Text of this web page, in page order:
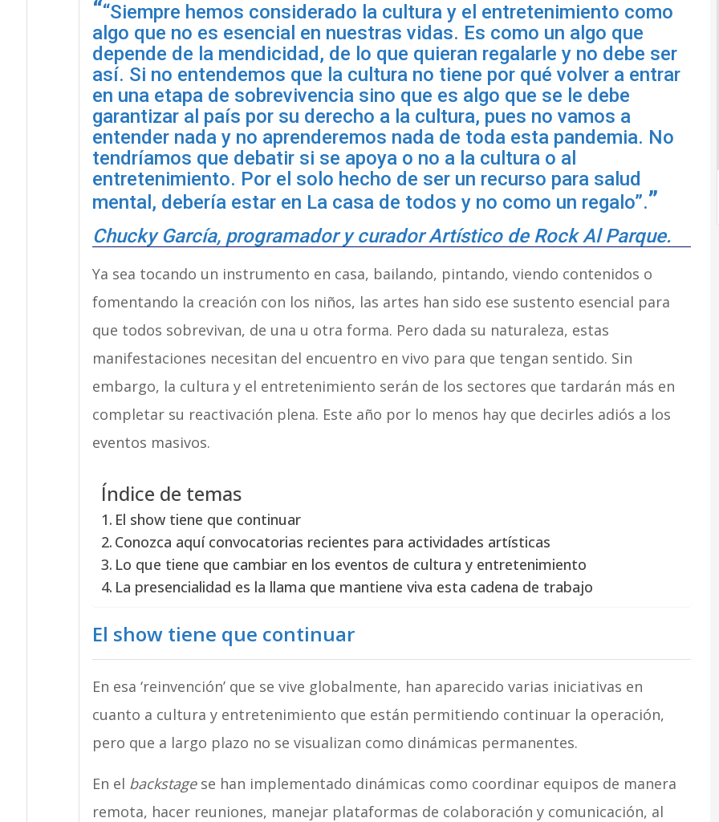
“Siempre hemos considerado la cultura y el entretenimiento como
algo que no es esencial en nuestras vidas. Es como un algo que
depende de la mendicidad, de lo que quieran regalarle y no debe ser
así. Si no entendemos que la cultura no tiene por qué volver a entrar
en una etapa de sobrevivencia sino que es algo que se le debe
garantizar al país por su derecho a la cultura, pues no vamos a
entender nada y no aprenderemos nada de toda esta pandemia. No
tendríamos que debatir si se apoya o no a la cultura o al
entretenimiento. Por el solo hecho de ser un recurso para salud
mental, debería estar en La casa de todos y no como un regalo”.
Chucky García, programador y curador Artístico de Rock Al Parque.
Ya sea tocando un instrumento en casa, bailando, pintando, viendo contenidos o
fomentando la creación con los niños, las artes han sido ese sustento esencial para
que todos sobrevivan, de una u otra forma. Pero dada su naturaleza, estas
manifestaciones necesitan del encuentro en vivo para que tengan sentido. Sin
embargo, la cultura y el entretenimiento serán de los sectores que tardarán más en
completar su reactivación plena. Este año por lo menos hay que decirles adiós a los
eventos masivos.
Índice de temas
El show tiene que continuar
Conozca aquí convocatorias recientes para actividades artísticas
Lo que tiene que cambiar en los eventos de cultura y entretenimiento
La presencialidad es la llama que mantiene viva esta cadena de trabajo
El show tiene que continuar
En esa ‘reinvención’ que se vive globalmente, han aparecido varias iniciativas en
cuanto a cultura y entretenimiento que están permitiendo continuar la operación,
pero que a largo plazo no se visualizan como dinámicas permanentes.
En el backstagese han implementado dinámicas como coordinar equipos de manera
remota, hacer reuniones, manejar plataformas de colaboración y comunicación, al